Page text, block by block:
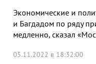
Экономические и
и Багдадом по ряду
медленно, сказал
05.11.2022 в 18:32:00